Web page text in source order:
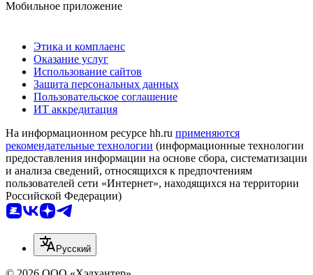
Мобильное приложение
Этика и комплаенс
Оказание услуг
Использование сайтов
Защита персональных данных
Пользовательское соглашение
ИТ аккредитация
На информационном ресурсе hh.ru применяются
рекомендательные технологии (информационные технологии
предоставления информации на основе сбора, систематизации
и анализа сведений, относящихся к предпочтениям
пользователей сети «Интернет», находящихся на территории
Российской Федерации)
Русский